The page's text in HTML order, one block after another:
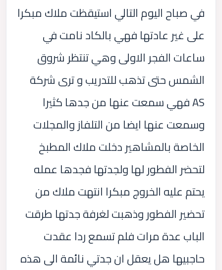
في صباح اليوم التالي استيقظت ملاك مبكرا
على غير عادتها فهي بالكاد نامت في
ساعات الفجر الاولى وهي تنتظر شروق
الشمس حتى تذهب للتدريب و ترى شركة
AS فهي سمعت عنها من جدها كثيرا
وسمعت عنها ايضا من التلفاز والمجلات
الخاصة بالمشاهير دخلت ملاك المطبخ
لتحضر الفطور لها ولجدتها فجدها عمله
يحتم عليه الخروج مبكرا انتهت ملاك من
تحضير الفطور وذهبت لغرفة جدتها طرقت
الباب عدة مرات فلم تسمع ردا عقدت
حاجبيها هل يعقل ان جدتي نائمة الى هذه